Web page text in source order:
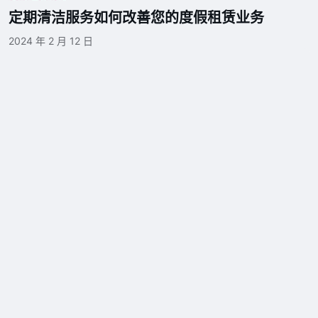
定期清洁服务如何改善您的度假租赁业务
2024 年 2 月 12 日